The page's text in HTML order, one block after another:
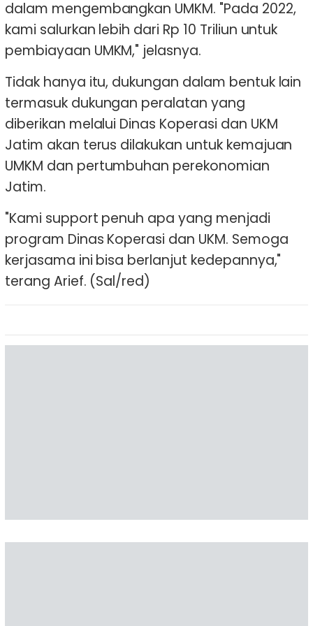
dalam mengembangkan UMKM. "Pada 2022,
kami salurkan lebih dari Rp 10 Triliun untuk
pembiayaan UMKM," jelasnya.
Tidak hanya itu, dukungan dalam bentuk lain
termasuk dukungan peralatan yang
diberikan melalui Dinas Koperasi dan UKM
Jatim akan terus dilakukan untuk kemajuan
UMKM dan pertumbuhan perekonomian
Jatim.
"Kami support penuh apa yang menjadi
program Dinas Koperasi dan UKM. Semoga
kerjasama ini bisa berlanjut kedepannya,"
terang Arief. (Sal/red)